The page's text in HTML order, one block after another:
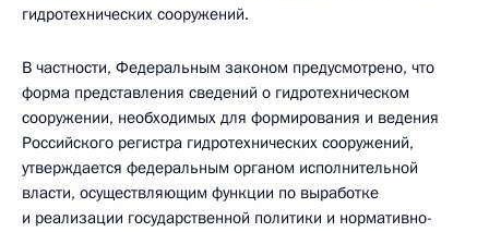
гидротехнических сооружений.
B частности, Федеральным законом предусмотрено, что
форма представления сведений о гидротехническом
сооружении, необходимых для формирования и ведения
Российского регистра гидротехнических сооружений,
утверждается федеральным органом исполнительной
власти, осуществляющим функции по выработке
и реализации государственной политики и нормативно-